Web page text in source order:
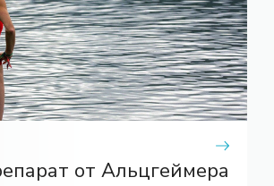
от Альцгеймера